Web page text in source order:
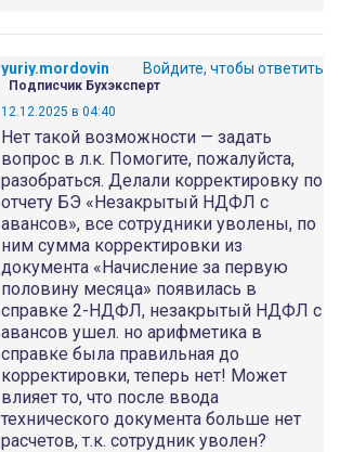
yuriy.mordovin
Подписчик Бухэксперт
12.12.2025 в 04:40
Нет такой возможности — задать
вопрос в л.к. Помогите, пожалуйста,
разобраться. Делали корректировку по
отчету БЭ «Незакрытый НДФЛ с
авансов», все сотрудники уволены, по
ним сумма корректировки из
документа «Начисление за первую
половину месяца» появилась в
справке 2-НДФЛ, незакрытый НДФЛ с
авансов ушел. но арифметика в
справке была правильная до
корректировки, теперь нет! Может
влияет то, что после ввода
технического документа больше нет
расчетов, т.к. сотрудник уволен?
Войдите, чтобы ответить